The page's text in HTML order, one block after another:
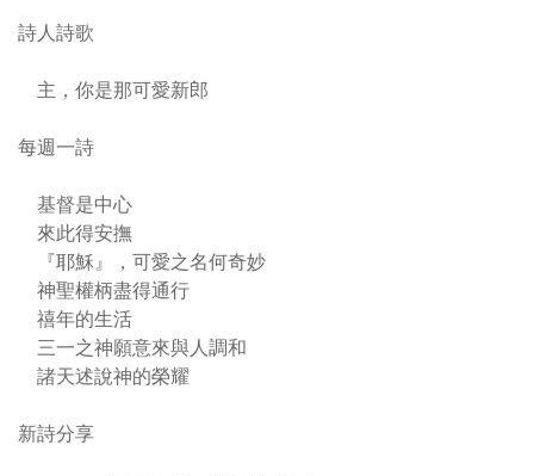
詩人詩歌
主，你是那可愛新郎
每週一詩
基督是中心
來此得安撫
『耶穌』，可愛之名何奇妙
神聖權柄盡得通行
禧年的生活
三一之神願意來與人調和
諸天述說神的榮耀
新詩分享